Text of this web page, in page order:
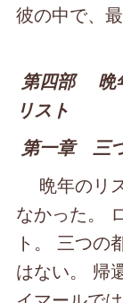
彼の中で、
第四部 晩
リスト
第一章 三
晩年のリ
なかった。
ト。 三つの
はない。 帰